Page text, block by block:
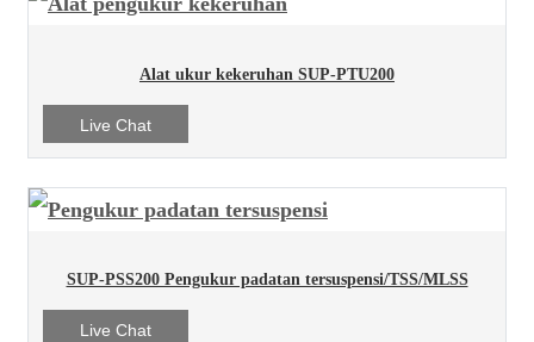
Alat ukur kekeruhan SUP-PTU200
Live Chat
SUP-PSS200 Pengukur padatan tersuspensi/TSS/MLSS
Live Chat